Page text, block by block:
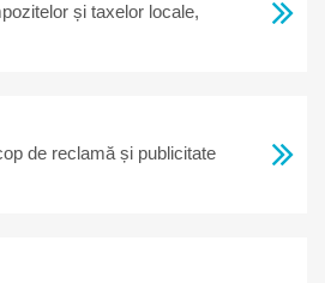
și taxelor locale,
de reclamă și publicitate